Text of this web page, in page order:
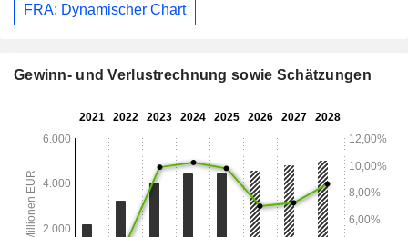
FRA: Dynamischer Chart
Gewinn- und Verlustrechnung sowie Schätzungen